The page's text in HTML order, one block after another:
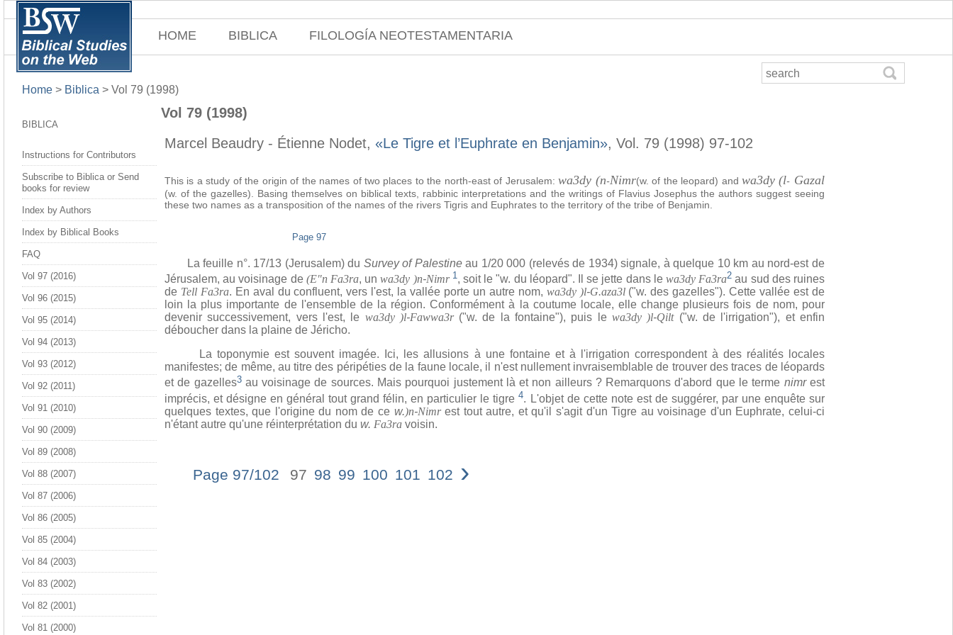
HOME BIBLICA FILOLOGÍA NEOTESTAMENTARIA
Home > Biblica > Vol 79 (1998)
BIBLICA
Instructions for Contributors
Subscribe to Biblica or Send
books for review
Index by Authors
Index by Biblical Books
FAQ
Vol 97 (2016)
Vol 96 (2015)
Vol 95 (2014)
Vol 94 (2013)
Vol 93 (2012)
Vol 92 (2011)
Vol 91 (2010)
Vol 90 (2009)
Vol 89 (2008)
Vol 88 (2007)
Vol 87 (2006)
Vol 86 (2005)
Vol 85 (2004)
Vol 84 (2003)
Vol 83 (2002)
Vol 82 (2001)
Vol 81 (2000)
Vol 79 (1998)
Marcel Beaudry - Étienne Nodet, «Le Tigre et l’Euphrate en Benjamin», Vol. 79 (1998) 97-102
This is a study of the origin of the names of two places to the north-east of Jerusalem:wa3dy (n-Nimr(w. of the leopard) and wa3dy (l- Gazal
(w. of the gazelles). Basing themselves on biblical texts, rabbinic interpretations and the writings of Flavius Josephus the authors suggest seeing
these two names as a transposition of the names of the rivers Tigris and Euphrates to the territory of the tribe of Benjamin.
Page 97
La feuille n°. 17/13 (Jerusalem) du Survey of Palestineau 1/20 000 (relevés de 1934) signale, à quelque 10 km au nord-est de
Jérusalem, au voisinage de (E"n Fa3ra, unwa3dy )n-Nimr 1, soit le "w. du léopard". Il se jette dans le wa3dy Fa3ra2 au sud des ruines
de Tell Fa3ra. En aval du confluent, vers l'est, la vallée porte un autre nom, wa3dy )l-G.aza3l("w. des gazelles"). Cette vallée est de
loin la plus importante de l'ensemble de la région. Conformément à la coutume locale, elle change plusieurs fois de nom, pour
devenir successivement, vers l'est, le wa3dy )l-Fawwa3r ("w. de la fontaine"), puis lewa3dy )l-Qilt("w. de l'irrigation"), et enfin
déboucher dans la plaine de Jéricho.
La toponymie est souvent imagée. Ici, les allusions à une fontaine et à l'irrigation correspondent à des réalités locales
manifestes; de même, au titre des péripéties de la faune locale, il n'est nullement invraisemblable de trouver des traces de léopards
et de gazelles3au voisinage de sources. Mais pourquoi justement là et non ailleurs ? Remarquons d'abord que le terme nimrest
imprécis, et désigne en général tout grand félin, en particulier le tigre4. L'objet de cette note est de suggérer, par une enquête sur
quelques textes, que l'origine du nom de ce w.)n-Nimrest tout autre, et qu'il s'agit d'un Tigre au voisinage d'un Euphrate, celui-ci
n'étant autre qu'une réinterprétation du w. Fa3ra voisin.
Page 97/102 97 98 99 100 101 102 ›